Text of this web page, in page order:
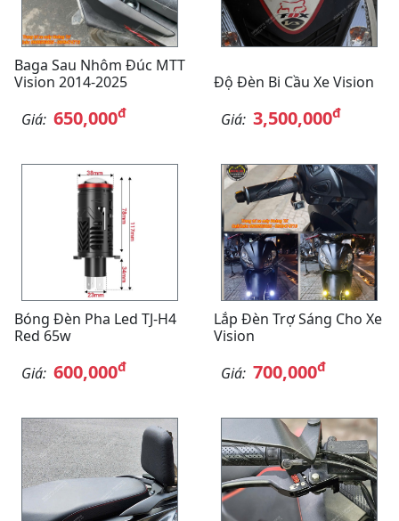
Baga Sau Nhôm Đúc MTT
Vision 2014-2025
Giá: 650,000đ
Độ Đèn Bi Cầu Xe Vision
Giá: 3,500,000đ
Bóng Đèn Pha Led TJ-H4
Red 65w
Giá: 600,000đ
Lắp Đèn Trợ Sáng Cho Xe
Vision
Giá: 700,000đ